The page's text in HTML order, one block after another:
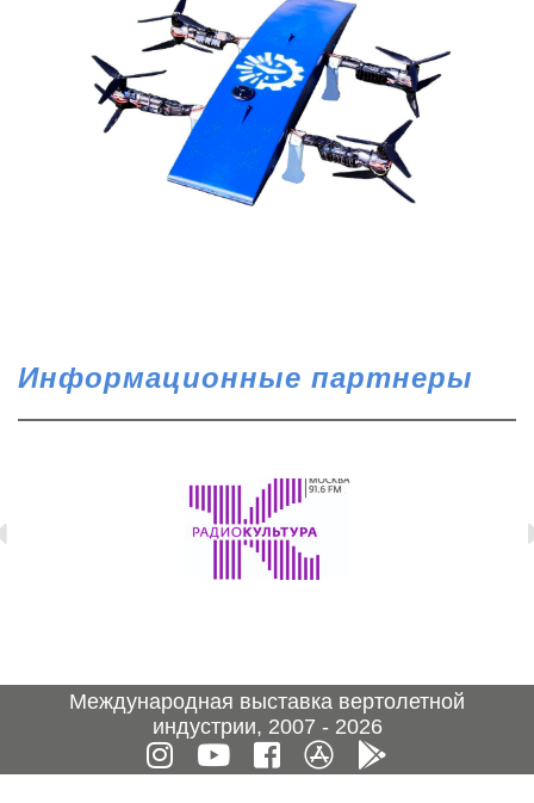
Информационные партнеры
Международная выставка вертолетной
индустрии, 2007 - 2026